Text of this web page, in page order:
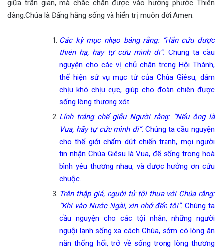
giữa trần gian, mà chắc chắn được vào hưởng phước Thiên
đàng.Chúa là Đấng hằng sống và hiển trị muôn đời.Amen.
Các kỳ mục nhạo báng rằng: “Hắn cứu được
thiên hạ, hãy tự cứu mình đi”. Chúng ta cầu
nguyện cho các vị chủ chăn trong Hội Thánh,
thể hiện sứ vụ mục tử của Chúa Giêsu, dám
chịu khó chịu cực, giúp cho đoàn chiên được
sống lòng thương xót.
Lính tráng chế giễu Người rằng: “Nếu ông là
Vua, hãy tự cứu mình đi”. Chúng ta cầu nguyện
cho thế giới chấm dứt chiến tranh, mọi người
tin nhận Chúa Giêsu là Vua, để sống trong hoà
bình yêu thương nhau, và được hưởng ơn cứu
chuộc.
Trên thập giá, người tử tội thưa với Chúa rằng:
“Khi vào Nước Ngài, xin nhớ đến tôi”. Chúng ta
cầu nguyện cho các tội nhân, những người
nguội lạnh sống xa cách Chúa, sớm có lòng ăn
năn thống hối, trở về sống trong lòng thương